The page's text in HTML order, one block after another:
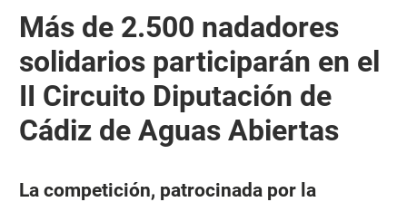
Más de 2.500 nadadores
solidarios participarán en el
II Circuito Diputación de
Cádiz de Aguas Abiertas
La competición, patrocinada por la